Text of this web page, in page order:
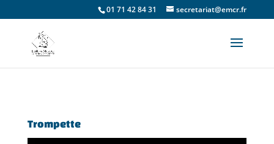
01 71 42 84 31 secretariat@emcr.fr
Trompette